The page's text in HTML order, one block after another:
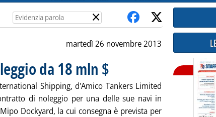
×
martedì 26 novembre 2013
da 18 mln $
Shipping, d'Amico Tankers Limited
di noleggio per una delle sue navi in
Dockyard, la cui consegna è prevista per